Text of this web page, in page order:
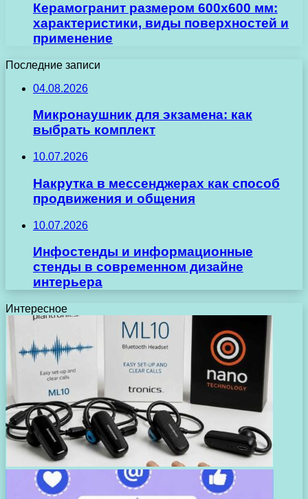
Керамогранит размером 600х600 мм:
характеристики, виды поверхностей и
применение
Последние записи
04.08.2026
Микронаушник для экзамена: как
выбрать комплект
10.07.2026
Накрутка в мессенджерах как способ
продвижения и общения
10.07.2026
Инфостенды и информационные
стенды в современном дизайне
интерьера
Интересное